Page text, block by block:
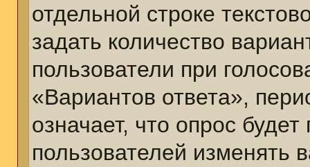
отдельной строке
задать количество
пользователи при
«Вариантов ответа»,
означает, что опрос
пользователей изменять